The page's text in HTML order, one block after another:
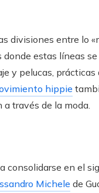
divisiones entre lo
donde estas líneas
y pelucas, prácticas
hippie
través de la moda.
consolidarse en el
Michele de